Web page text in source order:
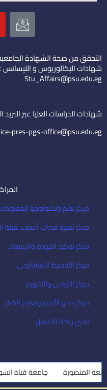
I
c
o
n
-
e
i
l
التحقق من صحة الشهادة
شهادات البكالوريوس و الليسانس
Stu_Affairs@psu.edu.eg
شهادات الدراسات العليا عبر البريد
pres-pgs-office@psu.edu.eg
مركز نظم وتكنولوجيا
مركز تنمية قدرات أعضاء هيئة
مركز توكيد الجودة والاعتماد
مركز التخطيط الاستراتيجى
مركز القياس والتقويم
مركز محو الأمية وتعليم الكبار
نادى ريادة الأعمال
المنصورة جامعة قناة